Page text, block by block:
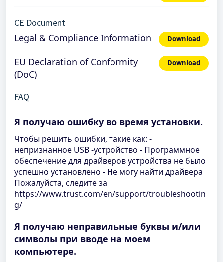
CE Document
Legal & Compliance Information Download
EU Declaration of Conformity
(DoC)
Download
FAQ
Я получаю ошибку во время установки.
Чтобы решить ошибки, такие как: -
непризнанное USB -устройство - Программное
обеспечение для драйверов устройства не было
успешно установлено - Не могу найти драйвера
Пожалуйста, следите за
https://www.trust.com/en/support/troubleshootin
g/
Я получаю неправильные буквы и/или
символы при вводе на моем
компьютере.